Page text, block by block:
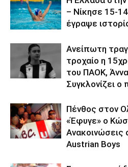
– Νίκησε 15-
έγραψε
Ανείπωτη
τροχαίο η
του ΠΑΟΚ,
Συγκλονίζει
Πένθος στον
«Έφυγε» ο
Ανακοινώσεις
Austrian Boys